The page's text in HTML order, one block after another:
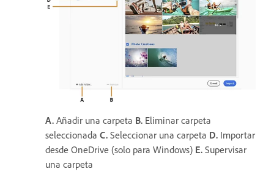
A. Añadir una carpeta B. Eliminar carpeta
seleccionada C. Seleccionar una carpeta D. Importar
desde OneDrive (solo para Windows) E. Supervisar
una carpeta